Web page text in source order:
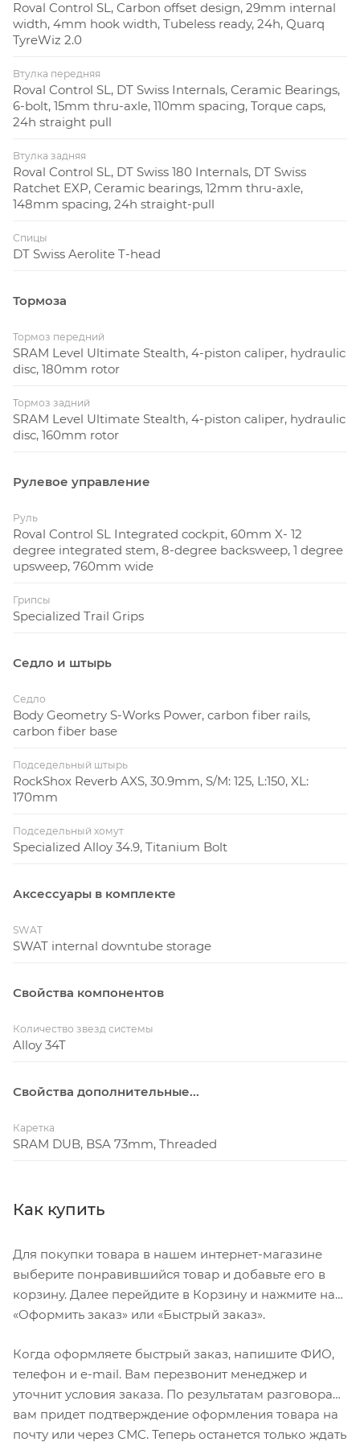
Roval Control SL, Carbon offset design, 29mm internal
width, 4mm hook width, Tubeless ready, 24h, Quarq
TyreWiz 2.0
Втулка передняя
Roval Control SL, DT Swiss Internals, Ceramic Bearings,
6-bolt, 15mm thru-axle, 110mm spacing, Torque caps,
24h straight pull
Втулка задняя
Roval Control SL, DT Swiss 180 Internals, DT Swiss
Ratchet EXP, Ceramic bearings, 12mm thru-axle,
148mm spacing, 24h straight-pull
Спицы
DT Swiss Aerolite T-head
Тормоза
Тормоз передний
SRAM Level Ultimate Stealth, 4-piston caliper, hydraulic
disc, 180mm rotor
Тормоз задний
SRAM Level Ultimate Stealth, 4-piston caliper, hydraulic
disc, 160mm rotor
Рулевое управление
Руль
Roval Control SL Integrated cockpit, 60mm X- 12
degree integrated stem, 8-degree backsweep, 1 degree
upsweep, 760mm wide
Грипсы
Specialized Trail Grips
Седло и штырь
Седло
Body Geometry S-Works Power, carbon fiber rails,
carbon fiber base
Подседельный штырь
RockShox Reverb AXS, 30.9mm, S/M: 125, L:150, XL:
170mm
Подседельный хомут
Specialized Alloy 34.9, Titanium Bolt
Аксессуары в комплекте
SWAT
SWAT internal downtube storage
Свойства компонентов
Количество звезд системы
Alloy 34T
Свойства дополнительные...
Каретка
SRAM DUB, BSA 73mm, Threaded
Как купить
Для покупки товара в нашем интернет-магазине
выберите понравившийся товар и добавьте его в
корзину. Далее перейдите в Корзину и нажмите на
«Оформить заказ» или «Быстрый заказ».
Когда оформляете быстрый заказ, напишите ФИО,
телефон и e-mail. Вам перезвонит менеджер и
уточнит условия заказа. По результатам разговора
вам придет подтверждение оформления товара на
почту или через СМС. Теперь останется только ждать